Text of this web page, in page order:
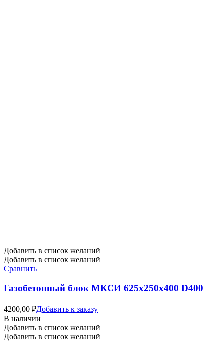
Добавить в список желаний
Добавить в список желаний
Сравнить
Газобетонный блок МКСИ 625х250х400 D400
4200,00 ₽Добавить к заказу
В наличии
Добавить в список желаний
Добавить в список желаний